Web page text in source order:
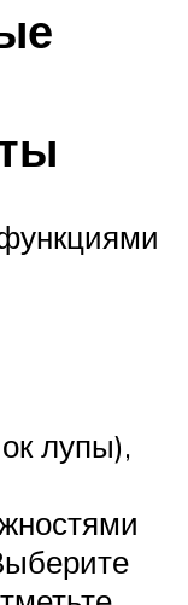
лупы),